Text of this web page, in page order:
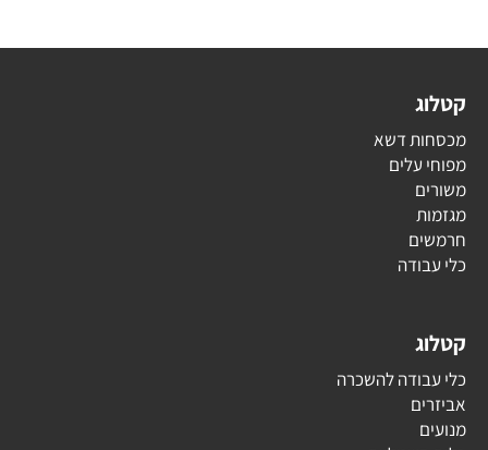
קטלוג
מכסחות דשא
מפוחי עלים
משורים
מגזמות
חרמשים
כלי עבודה
קטלוג
כלי עבודה להשכרה
אביזרים
מנועים